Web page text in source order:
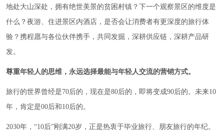
地处大山深处，拥有绝世美景的贫困村镇？下一个观察景区的维度是
什么？夜游、住进景区内酒店，是否会让消费者有更深度的旅行体
验？携程愿与各位伙伴携手，共同发掘，深耕供应链，深耕产品研
发。
尊重年轻人的思维，永远选择最能与年轻人交流的营销方式。
旅行的世界曾经是70后的，现在是80后的，即将变成90后的。未来10
年，肯定是00后和10后的。
2030年，“10后”刚满20岁，正是热衷于毕业旅行、朋友旅行的年纪。